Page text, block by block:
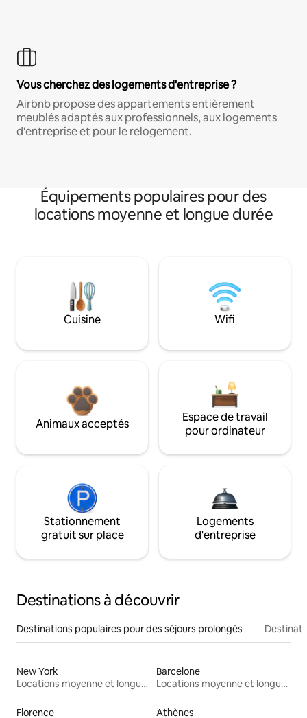
Vous cherchez des logements d'entreprise ?
Airbnb propose des appartements entièrement
meublés adaptés aux professionnels, aux logements
d'entreprise et pour le relogement.
Équipements populaires pour des
locations moyenne et longue durée
Cuisine Wifi
Animaux acceptés
Espace de travail
pour ordinateur
Stationnement
gratuit sur place
Logements
d'entreprise
Destinations à découvrir
Destinations populaires pour des séjours prolongés
New York
Locations moyenne et longue durée
Barcelone
Locations moyenne et longue durée
Florence Athènes